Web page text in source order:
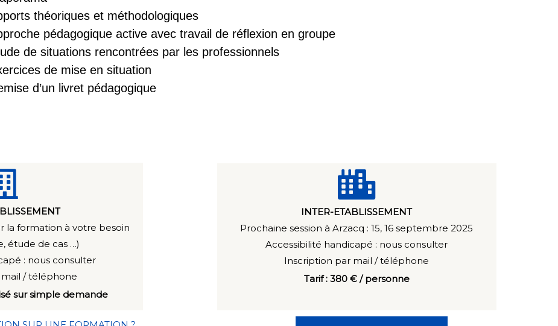
théoriques et méthodologiques
pédagogique active avec travail de réflexion en groupe
de situations rencontrées par les professionnels
de mise en situation
d’un livret pédagogique
la formation à votre besoin
étude de cas …)
: nous consulter
/ téléphone
sur simple demande
INTER-ETABLISSEMENT
Prochaine session à Arzacq : 15, 16 septembre 2025
Accessibilité handicapé : nous consulter
Inscription par mail / téléphone
Tarif : 380 € / personne